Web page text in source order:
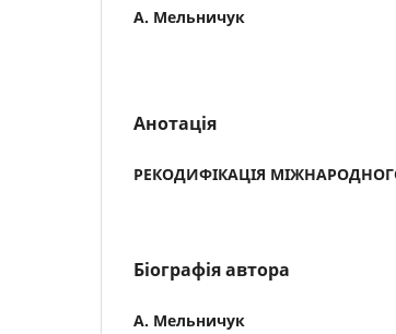
А. Мельничук
Анотація
РЕКОДИФІКАЦІЯ
Біографія автора
А. Мельничук